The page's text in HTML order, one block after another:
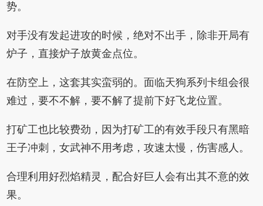
势。
对手没有发起进攻的时候，绝对不出手，除非开局有
炉子，直接炉子放黄金点位。
在防空上，这套其实蛮弱的。面临天狗系列卡组会很
难过，要不不解，要不解了提前下好飞龙位置。
打矿工也比较费劲，因为打矿工的有效手段只有黑暗
王子冲刺，女武神不用考虑，攻速太慢，伤害感人。
合理利用好烈焰精灵，配合好巨人会有出其不意的效
果。